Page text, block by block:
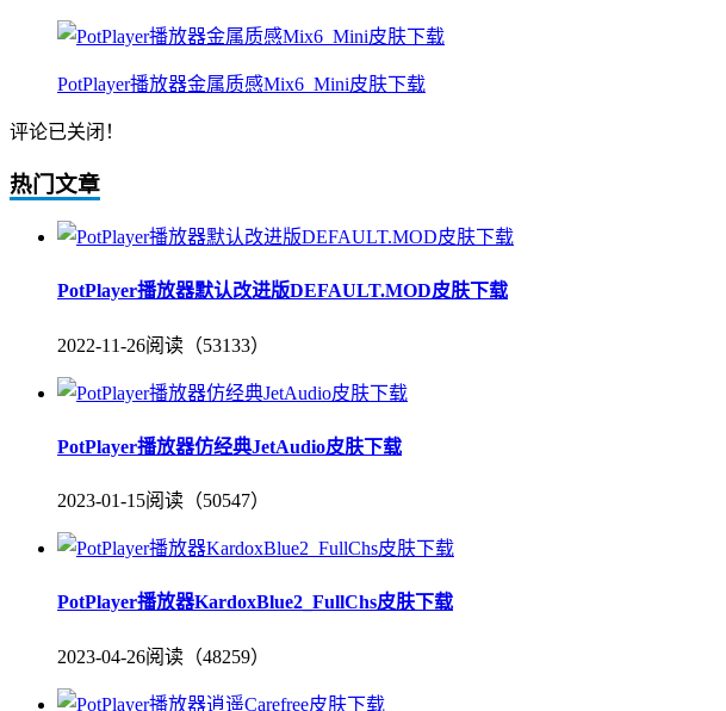
PotPlayer播放器金属质感Mix6_Mini皮肤下载
评论已关闭！
热门文章
PotPlayer播放器默认改进版DEFAULT.MOD皮肤下载
2022-11-26阅读（53133）
PotPlayer播放器仿经典JetAudio皮肤下载
2023-01-15阅读（50547）
PotPlayer播放器KardoxBlue2_FullChs皮肤下载
2023-04-26阅读（48259）